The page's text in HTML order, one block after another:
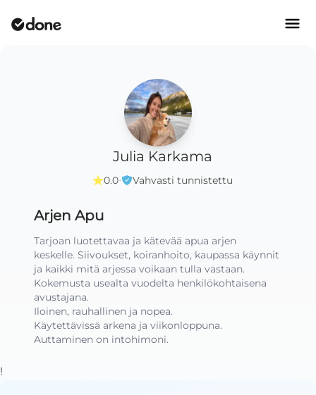
Julia Karkama
0.0· Vahvasti tunnistettu
Arjen Apu
Tarjoan luotettavaa ja kätevää apua arjen
keskelle. Siivoukset, koiranhoito, kaupassa käynnit
ja kaikki mitä arjessa voikaan tulla vastaan.
Kokemusta usealta vuodelta henkilökohtaisena
avustajana.
Iloinen, rauhallinen ja nopea.
Käytettävissä arkena ja viikonloppuna.
Auttaminen on intohimoni.
!